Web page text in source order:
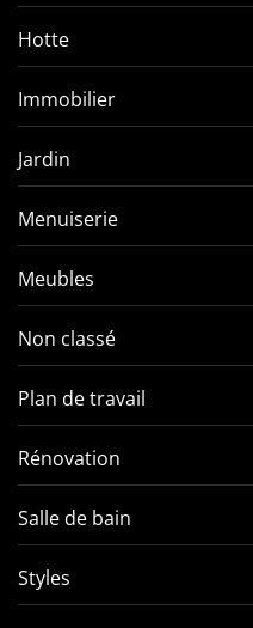
Hotte
Immobilier
Jardin
Menuiserie
Meubles
Non classé
Plan de travail
Rénovation
Salle de bain
Styles